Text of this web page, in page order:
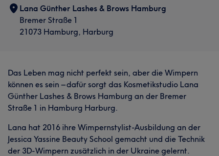
Lana Günther Lashes & Brows Hamburg
Bremer Straße 1
21073 Hamburg, Harburg
Das Leben mag nicht perfekt sein, aber die Wimpern
können es sein – dafür sorgt das Kosmetikstudio Lana
Günther Lashes & Brows Hamburg an der Bremer
Straße 1 in Hamburg Harburg.
Lana hat 2016 ihre Wimpernstylist-Ausbildung an der
Jessica Yassine Beauty School gemacht und die Technik
der 3D-Wimpern zusätzlich in der Ukraine gelernt.